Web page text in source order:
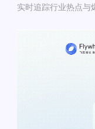
实时追踪行业热点与